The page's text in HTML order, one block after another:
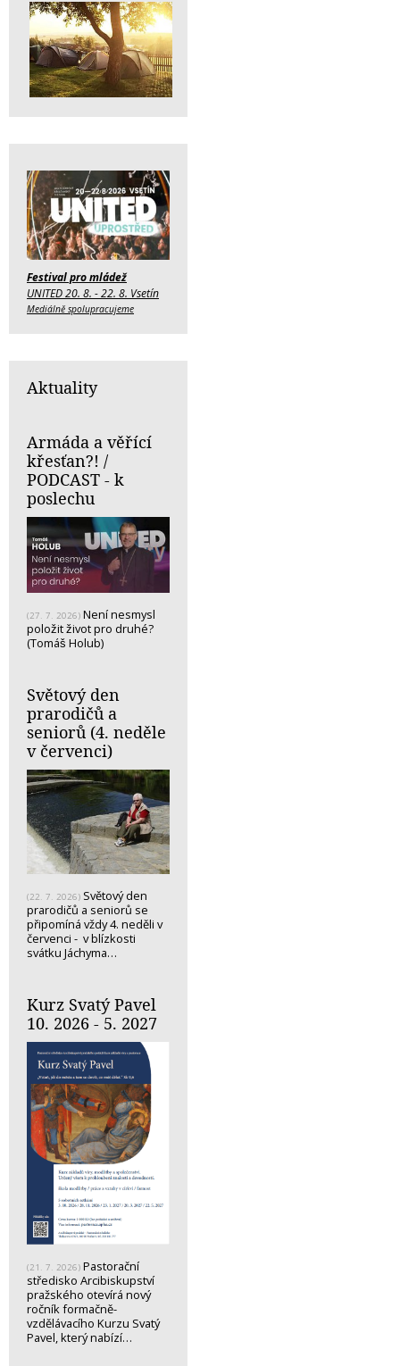
Festival pro mládež
UNITED 20. 8. - 22. 8. Vsetín
Mediálně spolupracujeme
Aktuality
Armáda a věřící
křesťan?! /
PODCAST - k
poslechu
(27. 7. 2026) Není nesmysl
položit život pro druhé?
(Tomáš Holub)
Světový den
prarodičů a
seniorů (4. neděle
v červenci)
(22. 7. 2026) Světový den
prarodičů a seniorů se
připomíná vždy 4. neděli v
červenci - v blízkosti
svátku Jáchyma…
Kurz Svatý Pavel
10. 2026 - 5. 2027
(21. 7. 2026) Pastorační
středisko Arcibiskupství
pražského otevírá nový
ročník formačně-
vzdělávacího Kurzu Svatý
Pavel, který nabízí…